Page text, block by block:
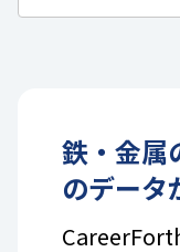
鉄・金属
のデータ